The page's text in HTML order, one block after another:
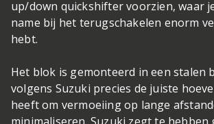
up/down quickshifter voorzien, waar
name bij het terugschakelen enorm
hebt.
Het blok is gemonteerd in een stalen
volgens Suzuki precies de juiste
heeft om vermoeiing op lange